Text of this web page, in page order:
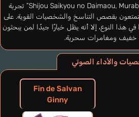
يقدم “Shijou Saikyou no Daimaou, Murabito A ni Tensei suru” تجربة
بقصص التناسخ والشخصيات القوية. على
هذا النوع، إلا أنه يظل خيارًا جيدًا لمن يبحثون
خفيف ومغامرات سحرية.
والأداء الصوتي
Fin de Salvan
Ginny